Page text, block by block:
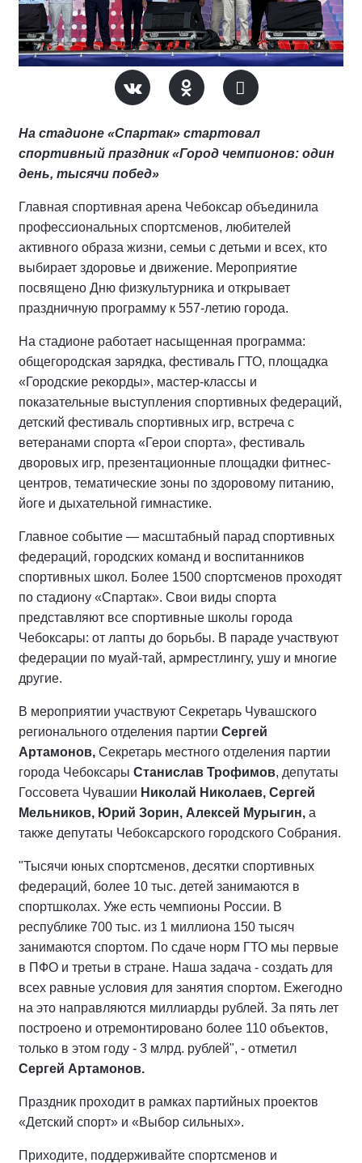
На стадионе «Спартак» стартовал
спортивный праздник «Город чемпионов: один
день, тысячи побед»
Главная спортивная арена Чебоксар объединила
профессиональных спортсменов, любителей
активного образа жизни, семьи с детьми и всех, кто
выбирает здоровье и движение. Мероприятие
посвящено Дню физкультурника и открывает
праздничную программу к 557-летию города.
На стадионе работает насыщенная программа:
общегородская зарядка, фестиваль ГТО, площадка
«Городские рекорды», мастер-классы и
показательные выступления спортивных федераций,
детский фестиваль спортивных игр, встреча с
ветеранами спорта «Герои спорта», фестиваль
дворовых игр, презентационные площадки фитнес-
центров, тематические зоны по здоровому питанию,
йоге и дыхательной гимнастике.
Главное событие — масштабный парад спортивных
федераций, городских команд и воспитанников
спортивных школ. Более 1500 спортсменов проходят
по стадиону «Спартак». Свои виды спорта
представляют все спортивные школы города
Чебоксары: от лапты до борьбы. В параде участвуют
федерации по муай-тай, армрестлингу, ушу и многие
другие.
В мероприятии участвуют Секретарь Чувашского
регионального отделения партии Сергей
Артамонов, Секретарь местного отделения партии
города Чебоксары Станислав Трофимов, депутаты
Госсовета Чувашии Николай Николаев, Сергей
Мельников, Юрий Зорин, Алексей Мурыгин, а
также депутаты Чебоксарского городского Собрания.
"Тысячи юных спортсменов, десятки спортивных
федераций, более 10 тыс. детей занимаются в
спортшколах. Уже есть чемпионы России. В
республике 700 тыс. из 1 миллиона 150 тысяч
занимаются спортом. По сдаче норм ГТО мы первые
в ПФО и третьи в стране. Наша задача - создать для
всех равные условия для занятия спортом. Ежегодно
на это направляются миллиарды рублей. За пять лет
построено и отремонтировано более 110 объектов,
только в этом году - 3 млрд. рублей", - отметил
Сергей Артамонов.
Праздник проходит в рамках партийных проектов
«Детский спорт» и «Выбор сильных».
Приходите, поддерживайте спортсменов и